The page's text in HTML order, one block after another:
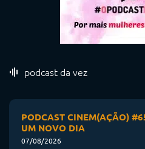
podcast da vez
PODCAST CINEM(AÇÃO)
UM NOVO DIA
07/08/2026